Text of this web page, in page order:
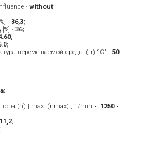
- without;
[%] - 36,3;
[%] - 36;
;
перемещаемой среды (tr) °C" - 50;
(n) | max. (nmax) , 1/min - ­ 1250 -
11 ,2;
;